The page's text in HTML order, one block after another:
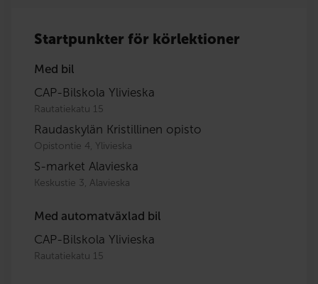
Startpunkter för körlektioner
Med bil
CAP-Bilskola Ylivieska
Rautatiekatu 15
Raudaskylän Kristillinen opisto
Opistontie 4, Ylivieska
S-market Alavieska
Keskustie 3, Alavieska
Med automatväxlad bil
CAP-Bilskola Ylivieska
Rautatiekatu 15